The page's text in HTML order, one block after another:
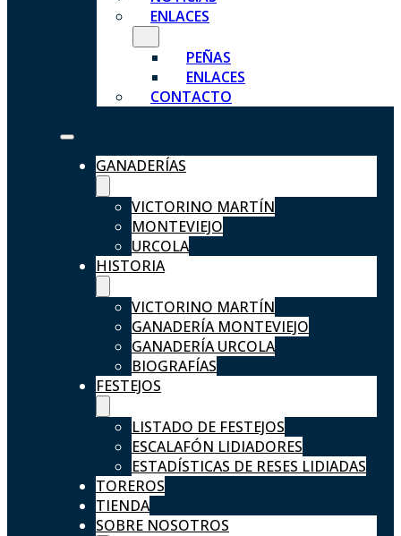
ENLACES
PEÑAS
ENLACES
CONTACTO
GANADERÍAS
VICTORINO MARTÍN
MONTEVIEJO
URCOLA
HISTORIA
VICTORINO MARTÍN
GANADERÍA MONTEVIEJO
GANADERÍA URCOLA
BIOGRAFÍAS
FESTEJOS
LISTADO DE FESTEJOS
ESCALAFÓN LIDIADORES
ESTADÍSTICAS DE RESES LIDIADAS
TOREROS
TIENDA
SOBRE NOSOTROS